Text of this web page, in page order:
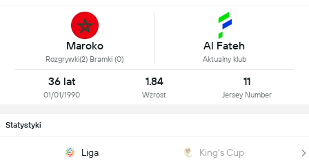
Maroko
Rozgrywki(2) Bramki (0)
Al Fateh
Aktualny klub
36 lat
01/01/1990
1.84
Wzrost
11
Jersey Number
Statystyki
Liga King's Cup